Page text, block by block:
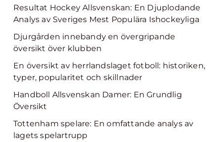
Resultat Hockey Allsvenskan: En Djuplodande
Analys av Sveriges Mest Populära Ishockeyliga
Djurgården innebandy en övergripande
översikt över klubben
En översikt av herrlandslaget fotboll: historiken,
typer, popularitet och skillnader
Handboll Allsvenskan Damer: En Grundlig
Översikt
Tottenham spelare: En omfattande analys av
lagets spelartrupp